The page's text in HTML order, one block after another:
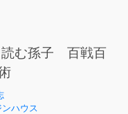
む孫子 百戦百
ハウス